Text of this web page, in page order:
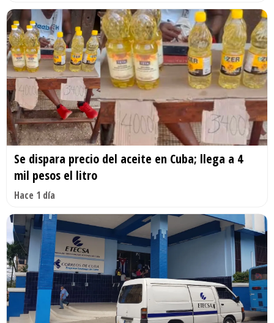
Se dispara precio del aceite en Cuba; llega a 4
mil pesos el litro
Hace 1 día